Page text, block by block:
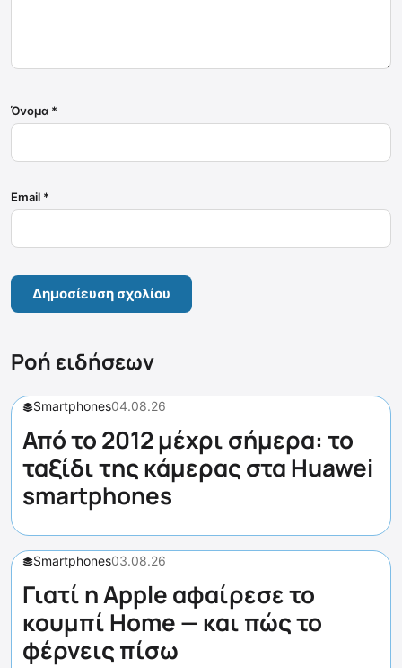
Όνομα *
Email *
Ροή ειδήσεων
Smartphones04.08.26
Από το 2012 μέχρι σήμερα: το
ταξίδι της κάμερας στα Huawei
smartphones
Smartphones03.08.26
Γιατί η Apple αφαίρεσε το
κουμπί Home — και πώς το
φέρνεις πίσω